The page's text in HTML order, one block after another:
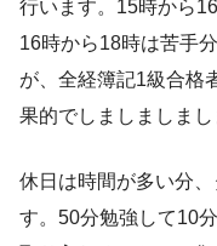
行います。15時から
16時から18時は苦手
が、全経簿記1級合格
果的でしましましまし
休日は時間が多い分
す。50分勉強して10